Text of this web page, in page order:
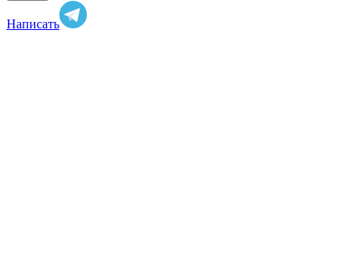
Написать